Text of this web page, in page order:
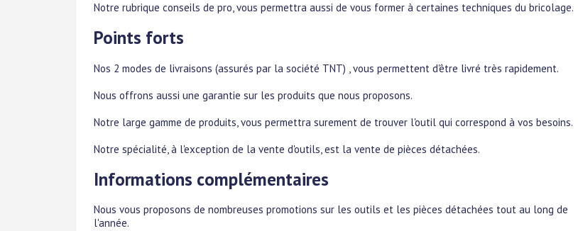
Notre rubrique conseils de pro, vous permettra aussi de vous former à certaines techniques du bricolage.
Points forts
Nos 2 modes de livraisons (assurés par la société TNT) , vous permettent d'être livré très rapidement.
Nous offrons aussi une garantie sur les produits que nous proposons.
Notre large gamme de produits, vous permettra surement de trouver l'outil qui correspond à vos besoins.
Notre spécialité, à l'exception de la vente d'outils, est la vente de pièces détachées.
Informations complémentaires
Nous vous proposons de nombreuses promotions sur les outils et les pièces détachées tout au long de
l'année.